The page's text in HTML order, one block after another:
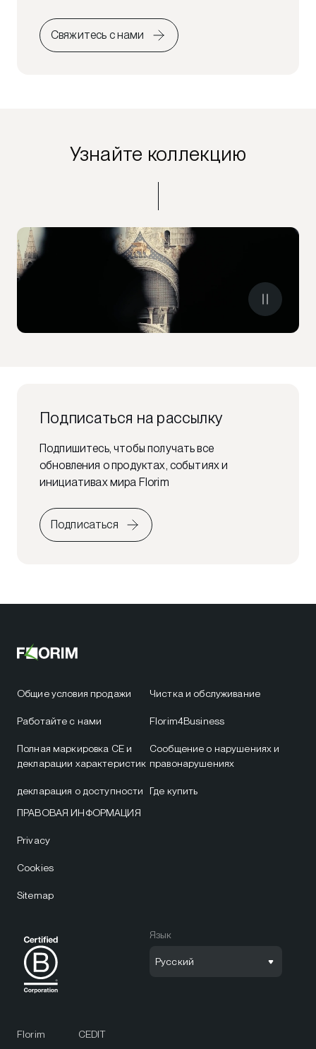
Свяжитесь с нами
Узнайте коллекцию
Подписаться на рассылку
Подпишитесь, чтобы получать все
обновления о продуктах, событиях и
инициативах мира Florim
Подписаться
Общие условия продажи
Работайте с нами
Полная маркировка CE и
декларации характеристик
декларация о доступности
Чистка и обслуживание
Florim4Business
Сообщение о нарушениях и
правонарушениях
Где купить
ПРАВОВАЯ ИНФОРМАЦИЯ
Privacy
Cookies
Sitemap
Язык
Русский
Florim CEDIT